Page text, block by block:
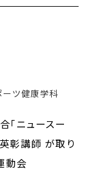
ツ健康学科
ニュースー
彰講師 が取り
動会